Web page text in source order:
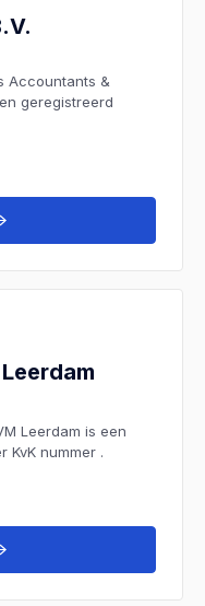
Accountants &
geregistreerd
Leerdam is een
KvK nummer .